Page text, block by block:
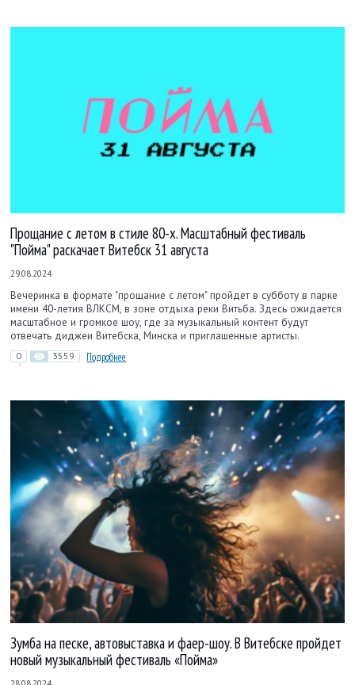
Прощание с летом в стиле 80-х. Масштабный фестиваль
"Пойма" раскачает Витебск 31 августа
29.08.2024
Вечеринка в формате "прощание с летом" пройдет в субботу в парке
имени 40-летия ВЛКСМ, в зоне отдыха реки Витьба. Здесь ожидается
масштабное и громкое шоу, где за музыкальный контент будут
отвечать диджеи Витебска, Минска и приглашенные артисты.
0 3559 Подробнее
Зумба на песке, автовыставка и фаер-шоу. В Витебске пройдет
новый музыкальный фестиваль «Пойма»